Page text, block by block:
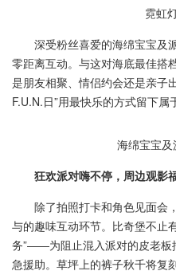
霓虹
深受粉丝喜爱的海绵宝宝及
零距离互动。与这对海底最佳搭
是朋友相聚、情侣约会还是亲子
F.U.N.日”用最快乐的方式留下属
海绵宝宝
狂欢派对嗨不停 ，周边观影
除了拍照打卡和角色见面会
与的趣味互动环节。比奇堡不止
务”——为阻止混入派对的皮老板
急援助。草坪上的裤子秋千将复